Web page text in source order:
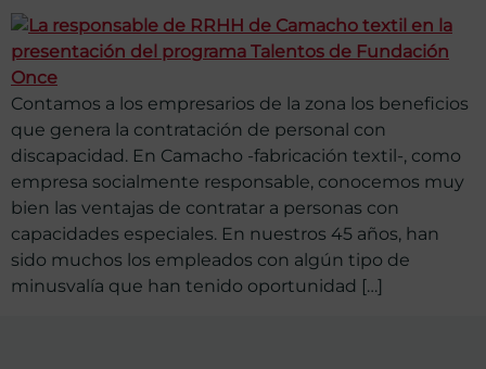
Contamos a los empresarios de la zona los beneficios
que genera la contratación de personal con
discapacidad. En Camacho -fabricación textil-, como
empresa socialmente responsable, conocemos muy
bien las ventajas de contratar a personas con
capacidades especiales. En nuestros 45 años, han
sido muchos los empleados con algún tipo de
minusvalía que han tenido oportunidad […]